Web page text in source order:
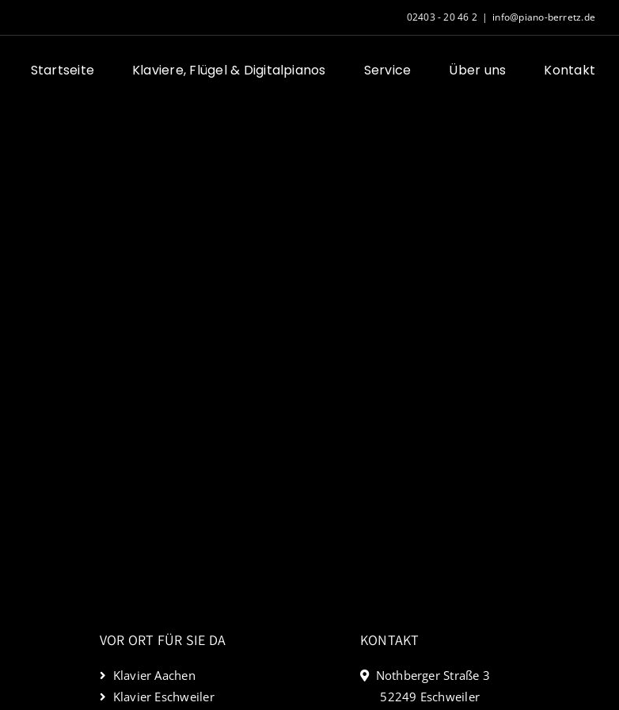
02403 - 20 46 2 | info@piano-berretz.de
Startseite Klaviere, Flügel & Digitalpianos Service Über uns Kontakt
VOR ORT FÜR SIE DA
Klavier Aachen
Klavier Eschweiler
KONTAKT
Nothberger Straße 3
52249 Eschweiler